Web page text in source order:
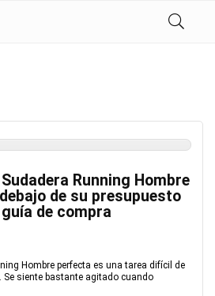
Running Hombre
de su presupuesto
de compra
Hombre perfecta es una tarea difícil de
Se siente bastante agitado cuando